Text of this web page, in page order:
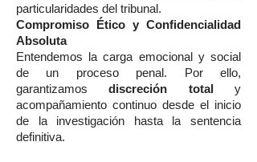
particularidades del tribunal.
Compromiso Ético y Confidencialidad
Absoluta
Entendemos la carga emocional y social
de un proceso penal. Por ello,
garantizamosdiscreción total
y
acompañamiento continuo desde el inicio
de la investigación hasta la sentencia
definitiva.